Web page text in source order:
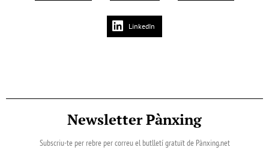
LinkedIn
Newsletter Pànxing
Subscriu-te per rebre per correu el butlletí gratuït de Pànxing.net​